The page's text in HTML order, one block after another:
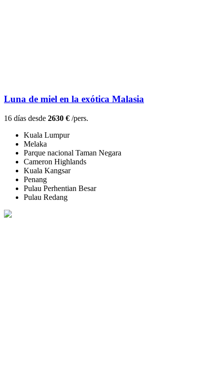
Luna de miel en la exótica Malasia
16 días desde 2630 € /pers.
Kuala Lumpur
Melaka
Parque nacional Taman Negara
Cameron Highlands
Kuala Kangsar
Penang
Pulau Perhentian Besar
Pulau Redang